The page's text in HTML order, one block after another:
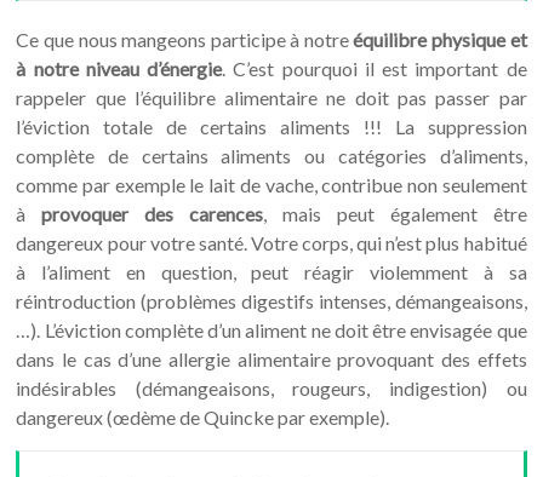
Ce que nous mangeons participe à notreéquilibre physique et
à notre niveau d’énergie. C’est pourquoi il est important de
rappeler que l’équilibre alimentaire ne doit pas passer par
l’éviction totale de certains aliments !!! La suppression
complète de certains aliments ou catégories d’aliments,
comme par exemple le lait de vache, contribue non seulement
àprovoquer des carences, mais peut également être
dangereux pour votre santé. Votre corps, qui n’est plus habitué
à l’aliment en question, peut réagir violemment à sa
réintroduction (problèmes digestifs intenses, démangeaisons,
…). L’éviction complète d’un aliment ne doit être envisagée que
dans le cas d’une allergie alimentaire provoquant des effets
indésirables (démangeaisons, rougeurs, indigestion) ou
dangereux (œdème de Quincke par exemple).